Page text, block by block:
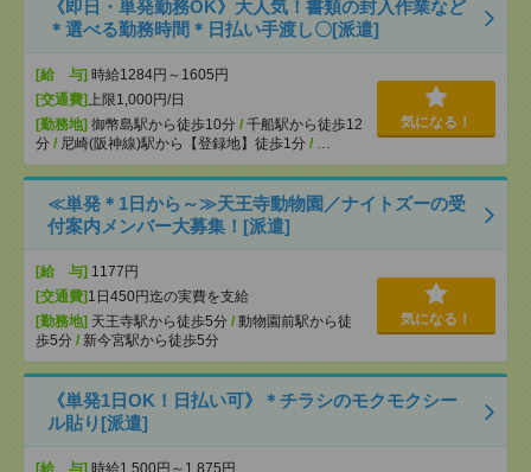
《即日・単発勤務OK》大人気！書類の封入作業など
＊選べる勤務時間＊日払い手渡し〇[派遣]
[給 与] 時給1284円～1605円
[交通費] 上限1,000円/日
[勤務地] 御幣島駅から徒歩10分 / 千船駅から徒歩12
分 / 尼崎(阪神線)駅から【登録地】徒歩1分 / …
気になる！
≪単発＊1日から～≫天王寺動物園／ナイトズーの受
付案内メンバー大募集！[派遣]
[給 与] 1177円
[交通費] 1日450円迄の実費を支給
[勤務地] 天王寺駅から徒歩5分 / 動物園前駅から徒
歩5分 / 新今宮駅から徒歩5分
気になる！
《単発1日OK！日払い可》＊チラシのモクモクシー
ル貼り[派遣]
[給 与] 時給1,500円～1,875円